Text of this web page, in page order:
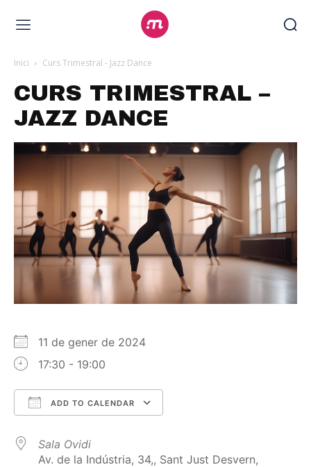
Inici Curs Trimestral - Jazz Dance
CURS TRIMESTRAL –
JAZZ DANCE
11 de gener de 2024
17:30 - 19:00
ADD TO CALENDAR
Sala Ovidi
Av. de la Indústria, 34,, Sant Just Desvern,